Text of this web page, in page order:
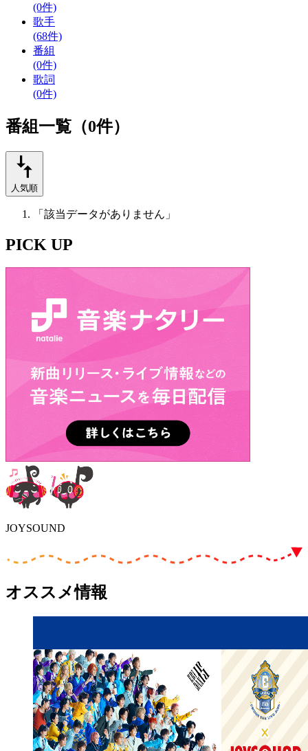
(0件)
歌手
(68件)
番組
(0件)
歌詞
(0件)
番組一覧（0件）
人気順
「該当データがありません」
PICK UP
JOYSOUND
オススメ情報